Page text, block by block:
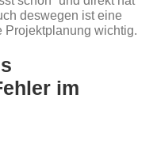
deswegen ist eine
Projektplanung wichtig.
im